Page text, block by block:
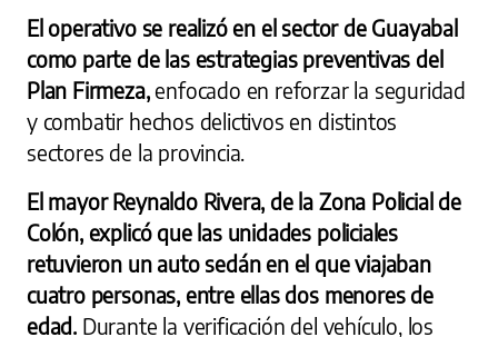
El operativo se realizó en el sector de Guayabal
como parte de las estrategias preventivas del
Plan Firmeza,enfocado en reforzar la seguridad
y combatir hechos delictivos en distintos
sectores de la provincia.
El mayor Reynaldo Rivera, de la Zona Policial de
Colón, explicó que las unidades policiales
retuvieron un auto sedán en el que viajaban
cuatro personas, entre ellas dos menores de
edad. Durante la verificación del vehículo, los